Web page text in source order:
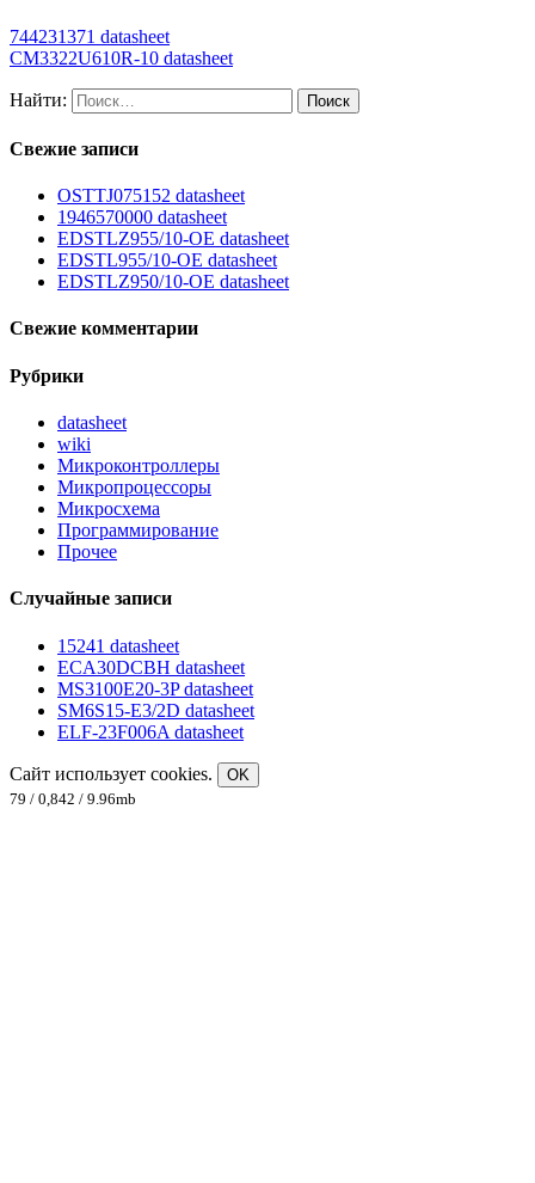
744231371 datasheet
CM3322U610R-10 datasheet
Найти:
Свежие записи
OSTTJ075152 datasheet
1946570000 datasheet
EDSTLZ955/10-OE datasheet
EDSTL955/10-OE datasheet
EDSTLZ950/10-OE datasheet
Свежие комментарии
Рубрики
datasheet
wiki
Микроконтроллеры
Микропроцессоры
Микросхема
Программирование
Прочее
Случайные записи
15241 datasheet
ECA30DCBH datasheet
MS3100E20-3P datasheet
SM6S15-E3/2D datasheet
ELF-23F006A datasheet
Сайт использует cookies.
OK
79 / 0,842 / 9.96mb